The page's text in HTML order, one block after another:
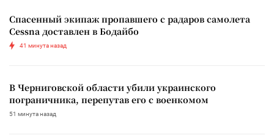
Спасенный экипаж пропавшего с радаров самолета
Cessna доставлен в Бодайбо
41 минута назад
В Черниговской области убили украинского
пограничника, перепутав его с военкомом
51 минута назад